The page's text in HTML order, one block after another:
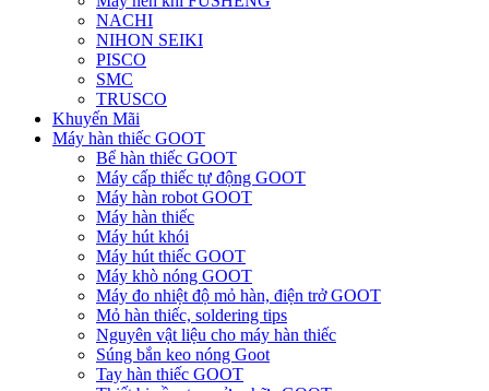
NACHI
NIHON SEIKI
PISCO
SMC
TRUSCO
Khuyến Mãi
Máy hàn thiếc GOOT
Bể hàn thiếc GOOT
Máy cấp thiếc tự động GOOT
Máy hàn robot GOOT
Máy hàn thiếc
Máy hút khói
Máy hút thiếc GOOT
Máy khò nóng GOOT
Máy đo nhiệt độ mỏ hàn, điện trở GOOT
Mỏ hàn thiếc, soldering tips
Nguyên vật liệu cho máy hàn thiếc
Súng bắn keo nóng Goot
Tay hàn thiếc GOOT